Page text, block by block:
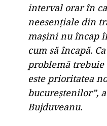
interval orar în
neesențiale din
mașini nu încap
cum să încapă.
problemă trebuie
este prioritatea
bucureștenilor”,
Bujduveanu.